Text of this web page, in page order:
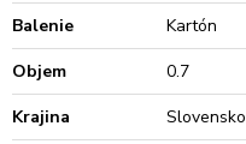
Balenie
Kartón
Objem
0.7
Krajina
Slovensko